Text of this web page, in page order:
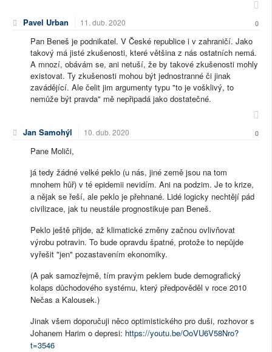
Pavel Urban 11. dub. 2020 0
Pan Beneš je podnikatel. V České republice i v zahraničí. Jako
takový má jisté zkušenosti, které většina z nás ostatních nemá.
A mnozí, obávám se, ani netuší, že by takové zkušenosti mohly
existovat. Ty zkušenosti mohou být jednostranné či jinak
zavádějící. Ale čelit jim argumenty typu "to je vošklivý, to
nemůže být pravda" mě nepřipadá jako dostatečné.
Jan Samohýl 10. dub. 2020 0
Pane Moliči,
já tedy žádné velké peklo (u nás, jiné země jsou na tom
mnohem hůř) v té epidemii nevidím. Ani na podzim. Je to krize,
a nějak se řeší, ale peklo je přehnané. Lidé logicky nechtějí pád
civilizace, jak tu neustále prognostikuje pan Beneš.
Peklo ještě přijde, až klimatické změny začnou ovlivňovat
výrobu potravin. To bude opravdu špatné, protože to nepůjde
vyřešit "jen" pozastavením ekonomiky.
(A pak samozřejmě, tím pravým peklem bude demografický
kolaps důchodového systému, který předpověděl v roce 2010
Nečas a Kalousek.)
Jinak všem doporučuji něco optimistického pro duši, rozhovor s
Johanem Harim o depresi: https://youtu.be/OoVU6V58Nro?
t=3546